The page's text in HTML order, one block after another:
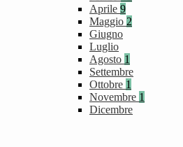
Aprile 9
Maggio 2
Giugno
Luglio
Agosto 1
Settembre
Ottobre 1
Novembre 1
Dicembre